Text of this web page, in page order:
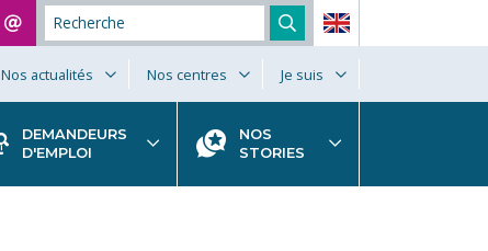
Nos actualités Nos centres Je suis
DEMANDEURS
D'EMPLOI
NOS
STORIES